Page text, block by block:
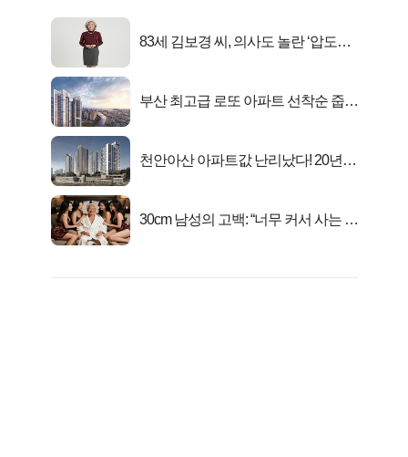
83세 김보경 씨, 의사도 놀란 ‘압도적
부산 최고급 로또 아파트 선착순 줍줍
천안아산 아파트값 난리났다! 20년
30cm 남성의 고백: “너무 커서 사는 게